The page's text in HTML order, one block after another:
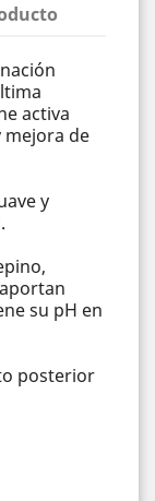
activa
mejora de
y
su pH en
posterior